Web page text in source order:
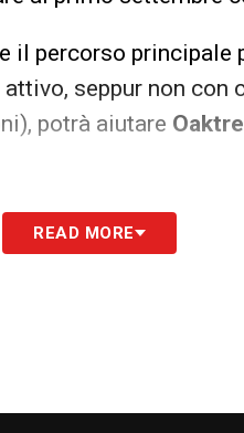
il percorso principale
seppur non con
potrà aiutare
READ MORE